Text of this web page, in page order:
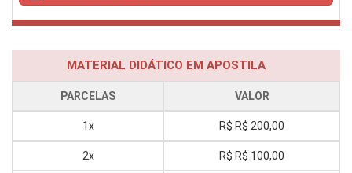
MATERIAL DIDÁTICO EM APOSTILA
PARCELAS VALOR
1x R$ R$ 200,00
2x R$ R$ 100,00